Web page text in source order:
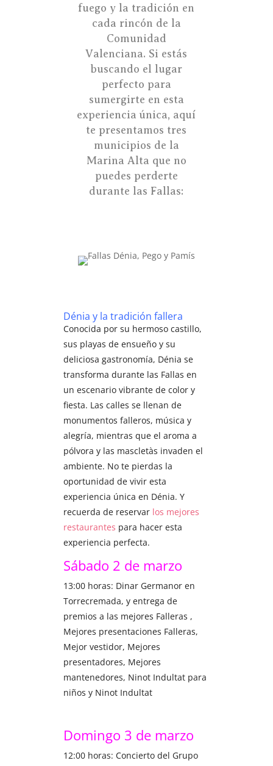
fuego y la tradición en
cada rincón de la
Comunidad
Valenciana. Si estás
buscando el lugar
perfecto para
sumergirte en esta
experiencia única, aquí
te presentamos tres
municipios de la
Marina Alta que no
puedes perderte
durante las Fallas:
Dénia y la tradición fallera
Conocida por su hermoso castillo,
sus playas de ensueño y su
deliciosa gastronomía, Dénia se
transforma durante las Fallas en
un escenario vibrante de color y
fiesta. Las calles se llenan de
monumentos falleros, música y
alegría, mientras que el aroma a
pólvora y las mascletàs invaden el
ambiente. No te pierdas la
oportunidad de vivir esta
experiencia única en Dénia. Y
recuerda de reservarlos mejores
restaurantes para hacer esta
experiencia perfecta.
Sábado 2 de marzo
13:00 horas: Dinar Germanor en
Torrecremada, y entrega de
premios a las mejores Falleras ,
Mejores presentaciones Falleras,
Mejor vestidor, Mejores
presentadores, Mejores
mantenedores, Ninot Indultat para
niños y Ninot Indultat
Domingo 3 de marzo
12:00 horas: Concierto del Grupo